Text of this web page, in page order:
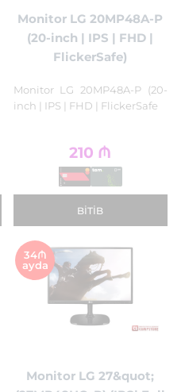
Monitor LG 20MP48A-P
(20-inch | IPS | FHD |
FlickerSafe)
Monitor LG 20MP48A-P (20-
inch | IPS | FHD | FlickerSafe
210 ₼
BITIB
34₼
ayda
Monitor LG 27&quot;